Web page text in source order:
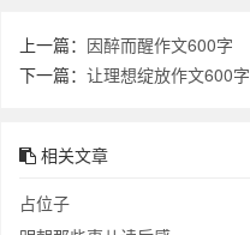
上一篇： 因醉而醒作文600字
下一篇： 让理想绽放作文600字
相关文章
占位子